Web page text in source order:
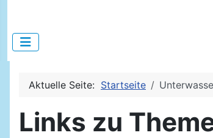
Aktuelle Seite: Startseite
Links zu